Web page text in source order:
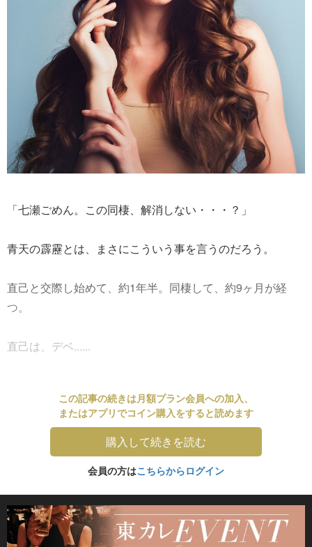
「七瀬ごめん。この同棲、解消しない・・・？」
青天の霹靂とは、まさにこういう事を言うのだろう。
直己と交際し始めて、約1年半。同棲して、約9ヶ月が経
つ。
直己は、デベ......
この記事の続きは月額プラン会員への加入、
またはアプリでコイン購入をすると読めます
購入して続きを読む
会員の方はこちらからログイン